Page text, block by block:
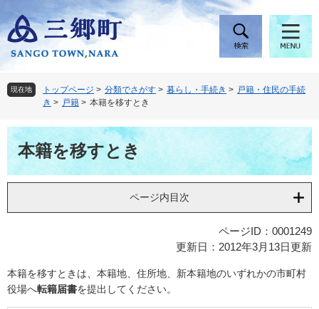
ー
ジ
頭
で
。
ニ
ュ
飛
ば
て
現在地 トップページ > 分類でさがす > 暮らし・手続き > 戸籍・住民の手続
き > 戸籍 > 本籍を移すとき
本
文本籍を移すとき
ページ内目次
ページID：0001249
更新日：2012年3月13日更新
本籍を移すときは、本籍地、住所地、新本籍地のいずれかの市町村
役場へ転籍届書を提出してください。